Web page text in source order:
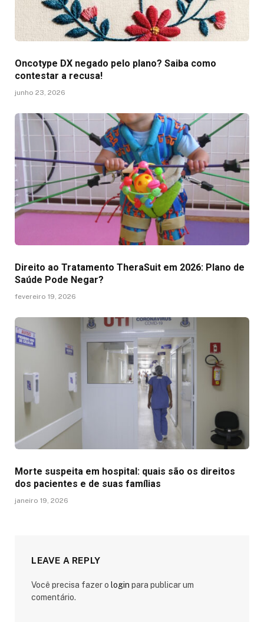
Oncotype DX negado pelo plano? Saiba como
contestar a recusa!
junho 23, 2026
Direito ao Tratamento TheraSuit em 2026: Plano de
Saúde Pode Negar?
fevereiro 19, 2026
Morte suspeita em hospital: quais são os direitos
dos pacientes e de suas famílias
janeiro 19, 2026
LEAVE A REPLY
Você precisa fazer o login para publicar um
comentário.